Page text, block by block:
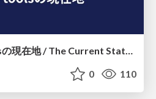
進化を続けるGo toolsの現在地 / The Current State of Ever-Evolving Go Tools
0 110